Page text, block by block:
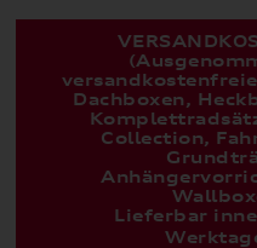
Dachboxen,
Collection,
Lieferbar